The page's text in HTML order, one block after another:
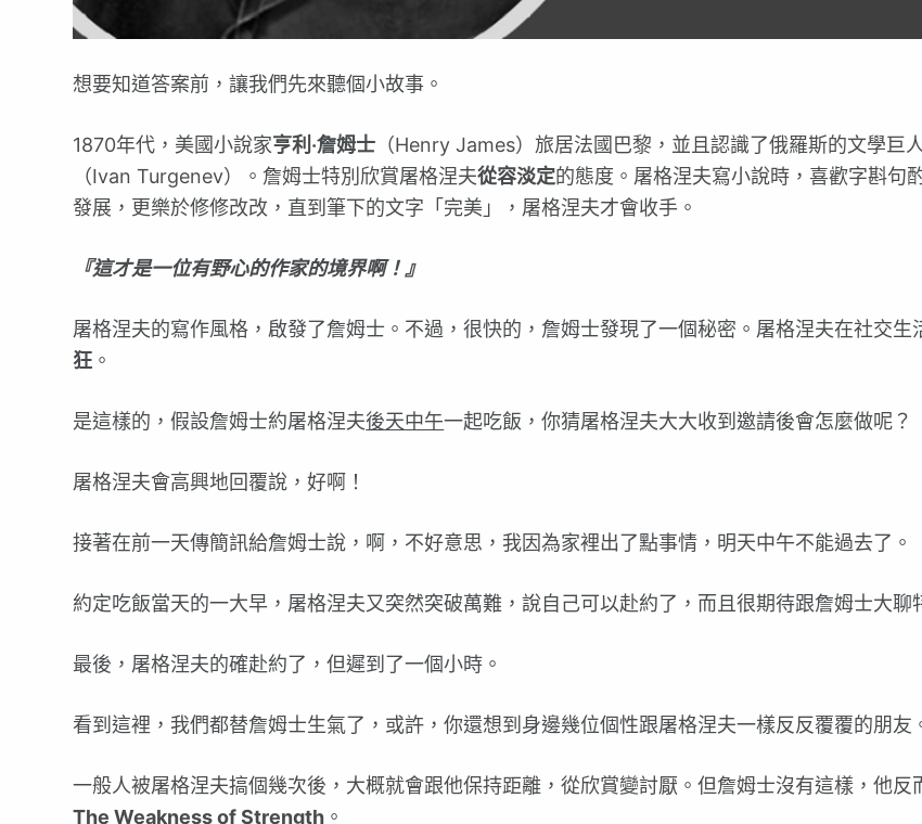
想要知道答案前，讓我們先來聽個小故事。
1870年代，美國小說家亨利‧詹姆士 （Henry James）旅居法國巴黎，並且認識了俄羅斯的文學巨
（Ivan Turgenev）。詹姆士特別欣賞屠格涅夫從容淡定的態度。屠格涅夫寫小說時，喜歡字斟句
發展，更樂於修修改改，直到筆下的文字「完美」，屠格涅夫才會收手。
『這才是一位有野心的作家的境界啊！』
屠格涅夫的寫作風格，啟發了詹姆士。不過，很快的，詹姆士發現了一個秘密。屠格涅夫在社交生
狂 。
是這樣的，假設詹姆士約屠格涅夫後天中午一起吃飯，你猜屠格涅夫大大收到邀請後會怎麼做呢？
屠格涅夫會高興地回覆說，好啊！
接著在前一天傳簡訊給詹姆士說，啊，不好意思，我因為家裡出了點事情，明天中午不能過去了。
約定吃飯當天的一大早，屠格涅夫又突然突破萬難，說自己可以赴約了，而且很期待跟詹姆士大聊
最後，屠格涅夫的確赴約了，但遲到了一個小時。
看到這裡，我們都替詹姆士生氣了，或許，你還想到身邊幾位個性跟屠格涅夫一樣反反覆覆的朋友
一般人被屠格涅夫搞個幾次後，大概就會跟他保持距離，從欣賞變討厭。但詹姆士沒有這樣，他反
The Weakness of Strength 。